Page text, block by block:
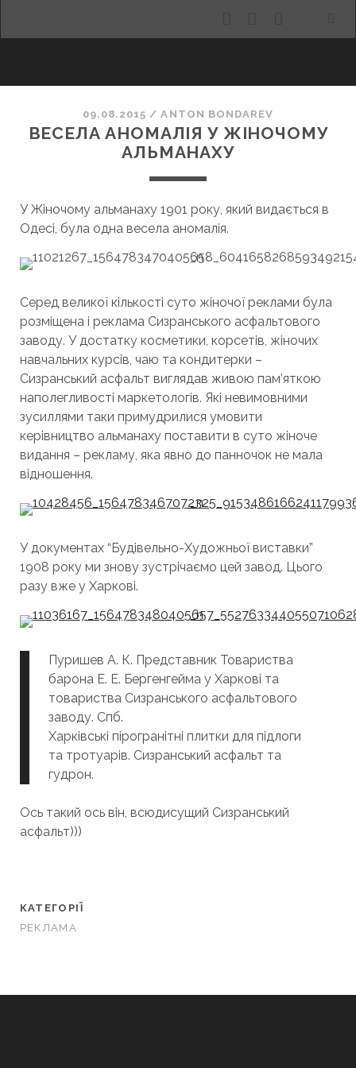
09.08.2015 /ANTON BONDAREV
ВЕСЕЛА АНОМАЛІЯ У ЖІНОЧОМУ
АЛЬМАНАХУ
У Жіночому альманаху 1901 року, який видається в
Одесі, була одна весела аномалія.
Серед великої кількості суто жіночої реклами була
розміщена і реклама Сизранського асфальтового
заводу. У достатку косметики, корсетів, жіночих
навчальних курсів, чаю та кондитерки –
Сизранський асфальт виглядав живою пам’яткою
наполегливості маркетологів. Які невимовними
зусиллями таки примудрилися умовити
керівництво альманаху поставити в суто жіноче
видання – рекламу, яка явно до панночок не мала
відношення.
У документах “Будівельно-Художньої виставки”
1908 року ми знову зустрічаємо цей завод. Цього
разу вже у Харкові.
Пуришев А. К. Представник Товариства
барона Е. Е. Бергенгейма у Харкові та
товариства Сизранського асфальтового
заводу. Спб.
Харківські пірогранітні плитки для підлоги
та тротуарів. Сизранський асфальт та
гудрон.
Ось такий ось він, всюдисущий Сизранський
асфальт)))
КАТЕГОРІЇ
РЕКЛАМА